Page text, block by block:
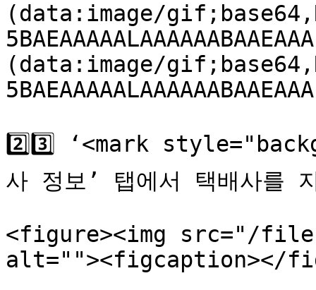
(data:image/
(data:image/
2️⃣3️⃣ ‘<mark
사 정보’ 탭에서 택배사를
<figure><img src="/files/
alt=""><figcaption></